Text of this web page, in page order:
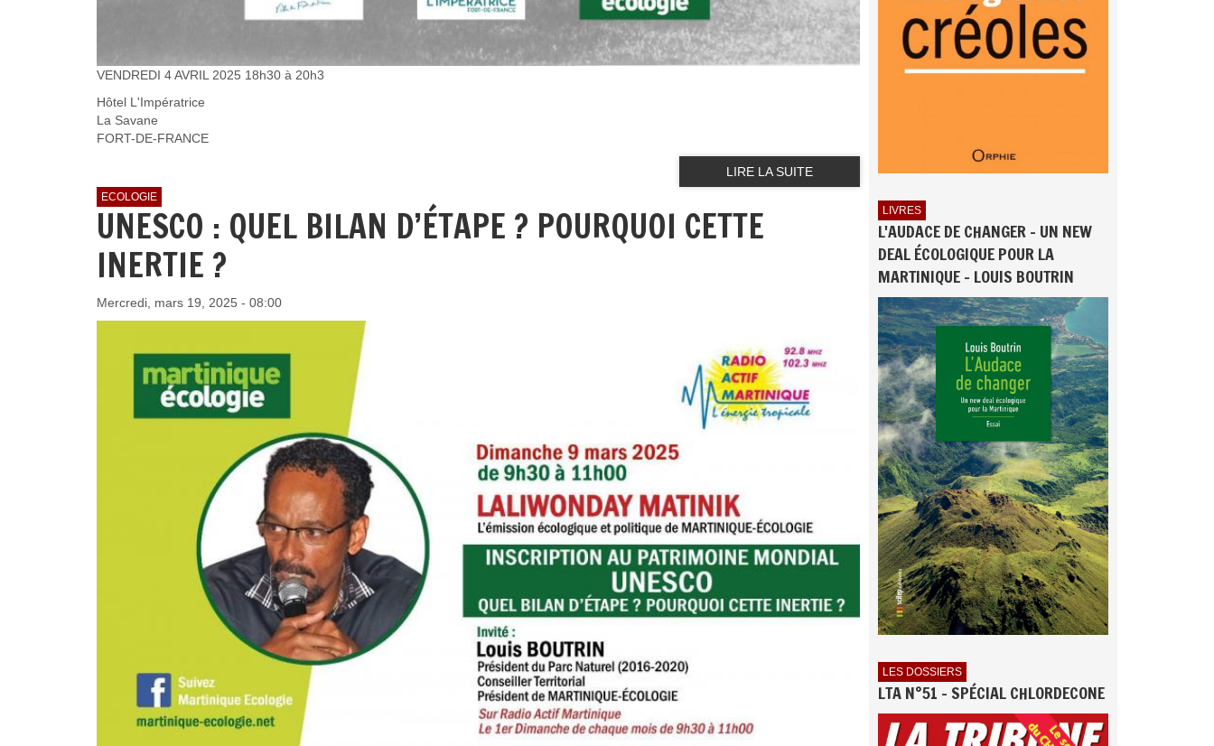
VENDREDI 4 AVRIL 2025 18h30 à 20h3
Hôtel L'Impératrice
La Savane
FORT-DE-FRANCE
LIRE LA SUITE
ECOLOGIE
UNESCO : QUEL BILAN D’ÉTAPE ? POURQUOI CETTE
INERTIE ?
Mercredi, mars 19, 2025 - 08:00
LIVRES
L'AUDACE DE CHANGER - UN NEW
DEAL ÉCOLOGIQUE POUR LA
MARTINIQUE - LOUIS BOUTRIN
LES DOSSIERS
LTA N°51 - SPÉCIAL CHLORDECONE